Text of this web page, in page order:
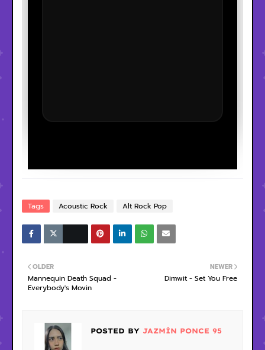
Tags Acoustic Rock Alt Rock Pop
NEWER
Dimwit - Set You Free
OLDER
Mannequin Death Squad -
Everybody's Movin
POSTED BY JAZMÍN PONCE 95